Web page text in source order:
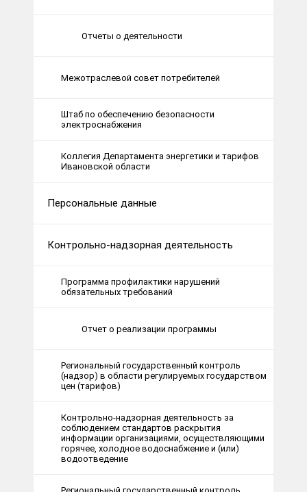
Отчеты о деятельности
Межотраслевой совет потребителей
Штаб по обеспечению безопасности
электроснабжения
Коллегия Департамента энергетики и тарифов
Ивановской области
Персональные данные
Контрольно-надзорная деятельность
Программа профилактики нарушений
обязательных требований
Отчет о реализации программы
Региональный государственный контроль
(надзор) в области регулируемых государством
цен (тарифов)
Контрольно-надзорная деятельность за
соблюдением стандартов раскрытия
информации организациями, осуществляющими
горячее, холодное водоснабжение и (или)
водоотведение